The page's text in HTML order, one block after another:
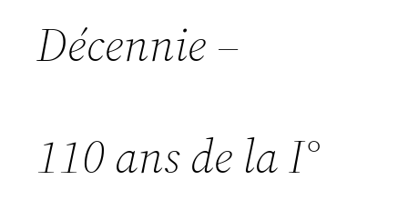
Décennie –
110ansde laI°